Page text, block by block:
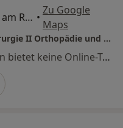
Kapuzinerstr. 15-17, Bingen am Rhein •
Zu Google
Maps
Heilig-Geist-Hospital Abt. Chirurgie II Orthopädie und Unfallchirurgie
Dieser Arzt bzw. diese Ärztin bietet keine Online-Terminbuchung an diesem Standort an.